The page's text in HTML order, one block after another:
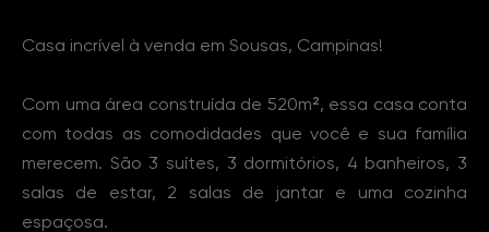
Casa incrível à venda em Sousas, Campinas!
Com uma área construída de 520m², essa casa conta
com todas as comodidades que você e sua família
merecem. São 3 suítes, 3 dormitórios, 4 banheiros, 3
salas de estar, 2 salas de jantar e uma cozinha
espaçosa.